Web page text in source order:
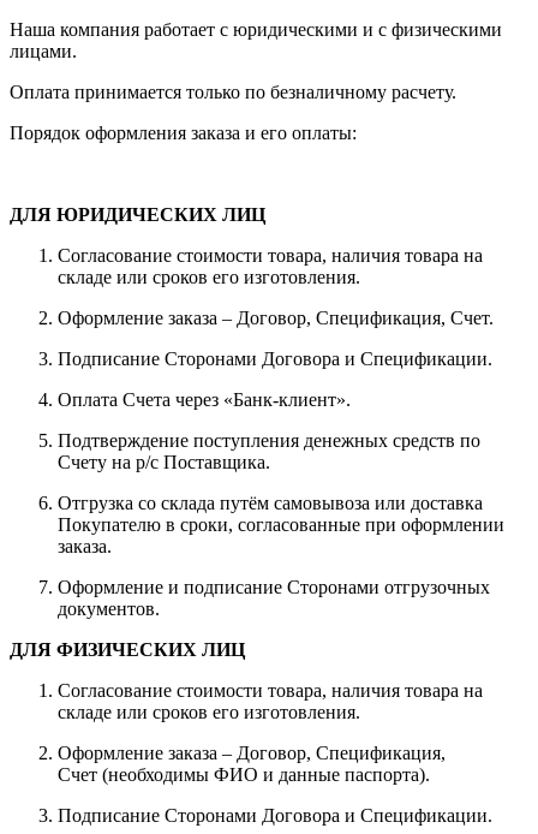
Наша компания работает с юридическими и с физическими
лицами.
Оплата принимается только по безналичному расчету.
Порядок оформления заказа и его оплаты:
ДЛЯ ЮРИДИЧЕСКИХ ЛИЦ
Согласование стоимости товара, наличия товара на
складе или сроков его изготовления.
Оформление заказа – Договор, Спецификация, Счет.
Подписание Сторонами Договора и Спецификации.
Оплата Счета через «Банк-клиент».
Подтверждение поступления денежных средств по
Счету на р/с Поставщика.
Отгрузка со склада путём самовывоза или доставка
Покупателю в сроки, согласованные при оформлении
заказа.
Оформление и подписание Сторонами отгрузочных
документов.
ДЛЯ ФИЗИЧЕСКИХ ЛИЦ
Согласование стоимости товара, наличия товара на
складе или сроков его изготовления.
Оформление заказа – Договор, Спецификация,
Счет (необходимы ФИО и данные паспорта).
Подписание Сторонами Договора и Спецификации.